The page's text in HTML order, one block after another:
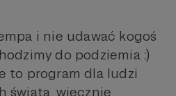
i nie udawać kogoś
do podziemia :)
to program dla ludzi
świata, wiecznie